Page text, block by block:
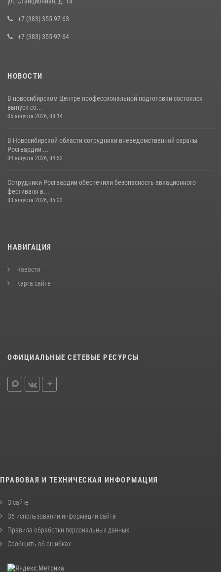
13 июля 2026, 05:38
+7 (383) 355-97-63
+7 (383) 355-97-64
НОВОСТИ
В новосибирском Центре профессиональной подготовки состоялся
выпуск со...
05 августа 2026, 08:14
В Новосибирской области сотрудники вневедомственной охраны
Росгвардии ...
04 августа 2026, 04:52
Сотрудники Росгвардии обеспечили безопасность авиационного
фестиваля в...
03 августа 2026, 05:23
НАВИГАЦИЯ
Новости
Карта сайта
ОФИЦИАЛЬНЫЕ СЕТЕВЫЕ РЕСУРСЫ
ПРАВОВАЯ И ТЕХНИЧЕСКАЯ ИНФОРМАЦИЯ
О сайте
Об использовании информации сайта
Правила обработки персональных данных
Сообщить об ошибках